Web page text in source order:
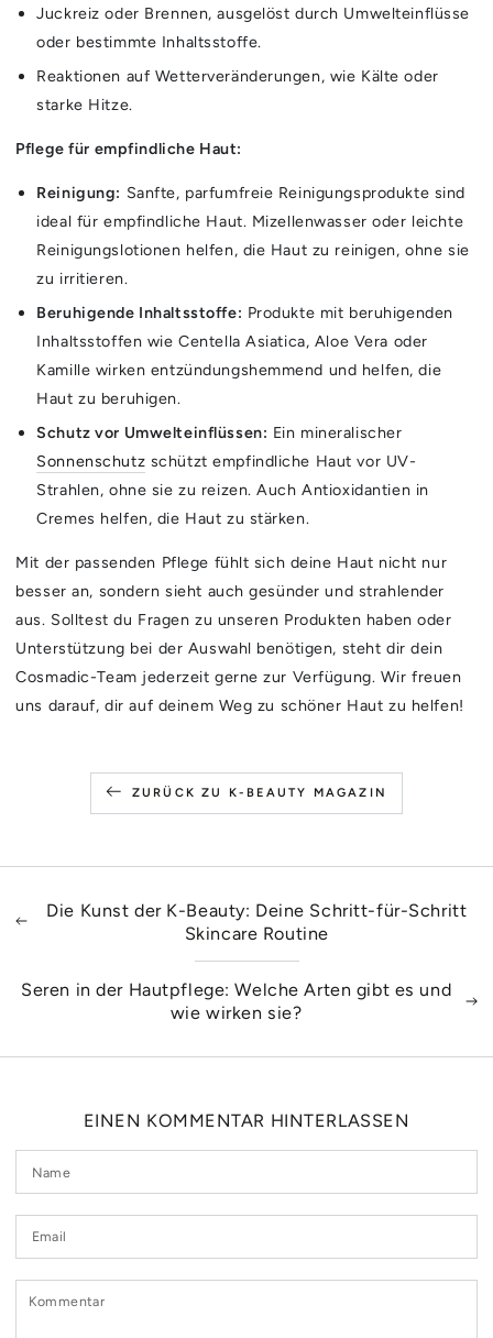
Juckreiz oder Brennen, ausgelöst durch Umwelteinflüsse
oder bestimmte Inhaltsstoffe.
Reaktionen auf Wetterveränderungen, wie Kälte oder
starke Hitze.
Pflege für empfindliche Haut:
Reinigung: Sanfte, parfumfreie Reinigungsprodukte sind
ideal für empfindliche Haut. Mizellenwasser oder leichte
Reinigungslotionen helfen, die Haut zu reinigen, ohne sie
zu irritieren.
Beruhigende Inhaltsstoffe: Produkte mit beruhigenden
Inhaltsstoffen wie Centella Asiatica, Aloe Vera oder
Kamille wirken entzündungshemmend und helfen, die
Haut zu beruhigen.
Schutz vor Umwelteinflüssen: Ein mineralischer
Sonnenschutz schützt empfindliche Haut vor UV-
Strahlen, ohne sie zu reizen. Auch Antioxidantien in
Cremes helfen, die Haut zu stärken.
Mit der passenden Pflege fühlt sich deine Haut nicht nur
besser an, sondern sieht auch gesünder und strahlender
aus. Solltest du Fragen zu unseren Produkten haben oder
Unterstützung bei der Auswahl benötigen, steht dir dein
Cosmadic-Team jederzeit gerne zur Verfügung. Wir freuen
uns darauf, dir auf deinem Weg zu schöner Haut zu helfen!
ZURÜCK ZU K-BEAUTY MAGAZIN
Die Kunst der K-Beauty: Deine Schritt-für-Schritt
Skincare Routine
Seren in der Hautpflege: Welche Arten gibt es und
wie wirken sie?
EINEN KOMMENTAR HINTERLASSEN
Name
Email
Kommentar